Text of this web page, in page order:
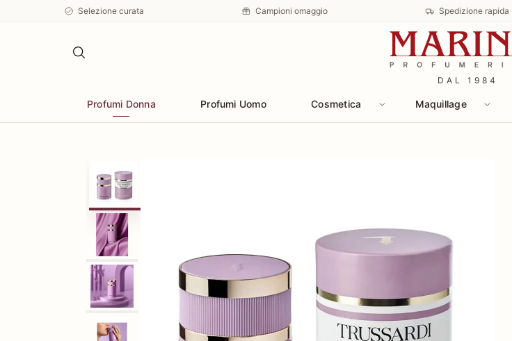
Selezione curata Campioni omaggio Spedizione rapida
DAL 1984
Profumi Donna Profumi Uomo Cosmetica Maquillage